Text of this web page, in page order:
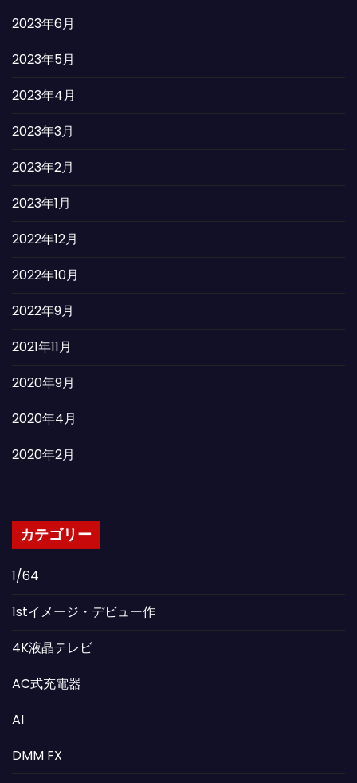
2023年6月
2023年5月
2023年4月
2023年3月
2023年2月
2023年1月
2022年12月
2022年10月
2022年9月
2021年11月
2020年9月
2020年4月
2020年2月
カテゴリー
1/64
1stイメージ・デビュー作
4K液晶テレビ
AC式充電器
AI
DMM FX